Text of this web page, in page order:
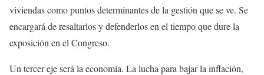
viviendas como puntos determinantes de la gestión que se ve. Se
encargará de resaltarlos y defenderlos en el tiempo que dure la
exposición en el Congreso.
Un tercer eje será la economía. La lucha para bajar la inflación,